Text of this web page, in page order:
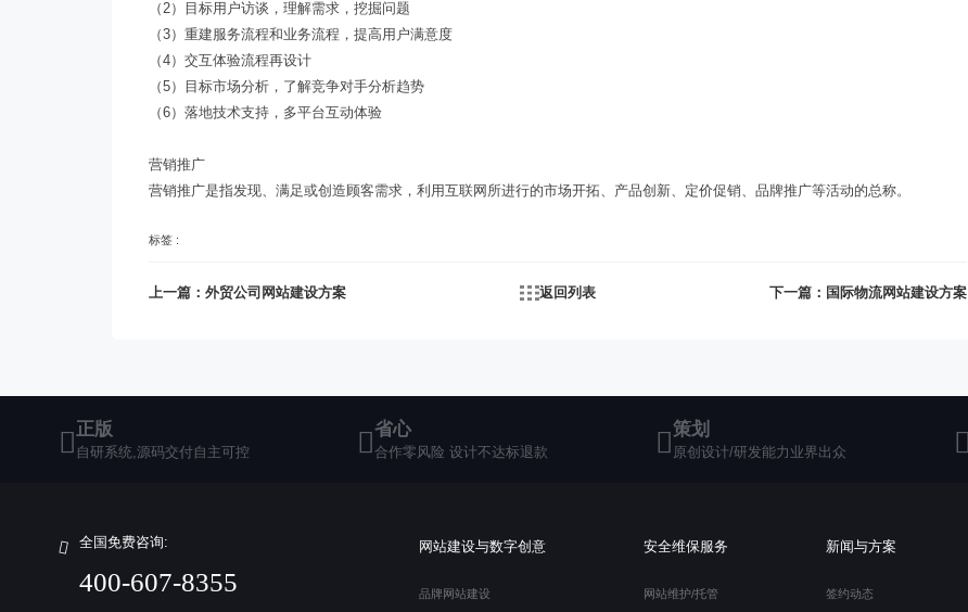
（2）目标用户访谈，理解需求，挖掘问题
（3）重建服务流程和业务流程，提高用户满意度
（4）交互体验流程再设计
（5）目标市场分析，了解竞争对手分析趋势
（6）落地技术支持，多平台互动体验
营销推广
营销推广是指发现、满足或创造顾客需求，利用互联网所进行的市场开拓、产品创新、定价促销、品牌推广等活动的总称。
标签 :
上一篇：外贸公司网站建设方案 返回列表 下一篇：国际物流网站建设方案
正版
自研系统,源码交付自主可控
省心
合作零风险 设计不达标退款
策划
原创设计/研发能力业界出众
全国免费咨询:
400-607-8355
网站建设与数字创意
品牌网站建设
安全维保服务
网站维护/托管
新闻与方案
签约动态